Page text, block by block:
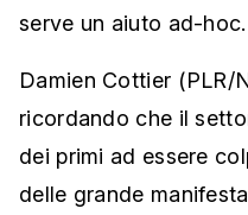
serve un aiuto ad-hoc.
Damien Cottier (PLR/
ricordando che il
dei primi ad essere
delle grande